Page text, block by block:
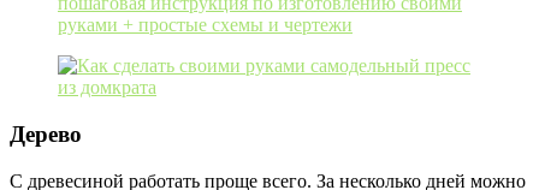
Дерево
С древесиной работать проще всего. За несколько дней можно